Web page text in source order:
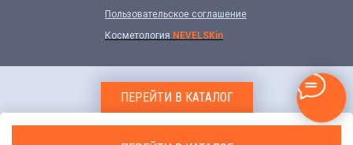
Пользовательское соглашение
Косметология NEVELSKin
ПЕРЕЙТИ В КАТАЛОГ